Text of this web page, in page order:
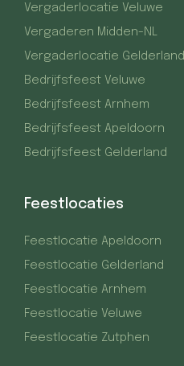
Vergaderlocatie Veluwe
Vergaderen Midden-NL
Vergaderlocatie Gelderland
Bedrijfsfeest Veluwe
Bedrijfsfeest Arnhem
Bedrijfsfeest Apeldoorn
Bedrijfsfeest Gelderland
Feestlocaties
Feestlocatie Apeldoorn
Feestlocatie Gelderland
Feestlocatie Arnhem
Feestlocatie Veluwe
Feestlocatie Zutphen